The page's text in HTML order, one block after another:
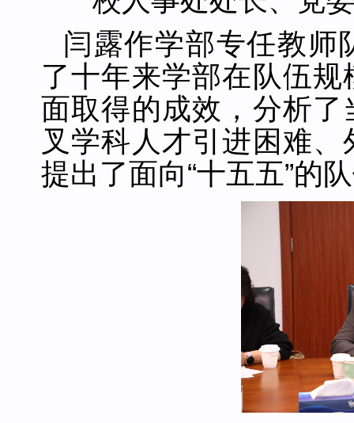
闫露作学部专任教师
了十年来学部在队伍
面取得的成效，分析
叉学科人才引进困难
提出了面向“十五五”的